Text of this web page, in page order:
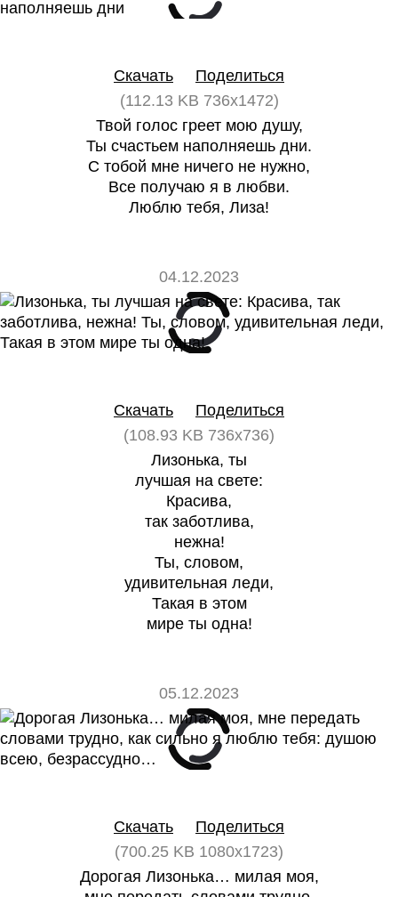
Скачать
Поделиться
(112.13 KB 736x1472)
Твой голос греет мою душу,
Ты счастьем наполняешь дни.
С тобой мне ничего не нужно,
Все получаю я в любви.
Люблю тебя, Лиза!
04.12.2023
Скачать
Поделиться
(108.93 KB 736x736)
Лизонька, ты
лучшая на свете:
Красива,
так заботлива,
нежна!
Ты, словом,
удивительная леди,
Такая в этом
мире ты одна!
05.12.2023
Скачать
Поделиться
(700.25 KB 1080x1723)
Дорогая Лизонька… милая моя,